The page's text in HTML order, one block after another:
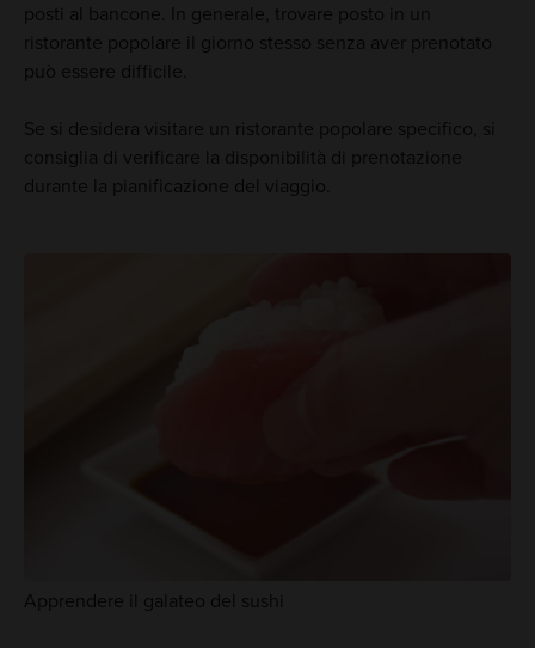
posti al bancone. In generale, trovare posto in un
ristorante popolare il giorno stesso senza aver prenotato
può essere difficile.
Se si desidera visitare un ristorante popolare specifico, si
consiglia di verificare la disponibilità di prenotazione
durante la pianificazione del viaggio.
Apprendere il galateo del sushi